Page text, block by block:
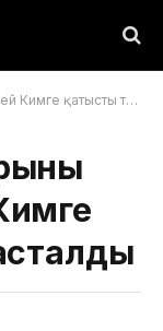
тергеу басталды